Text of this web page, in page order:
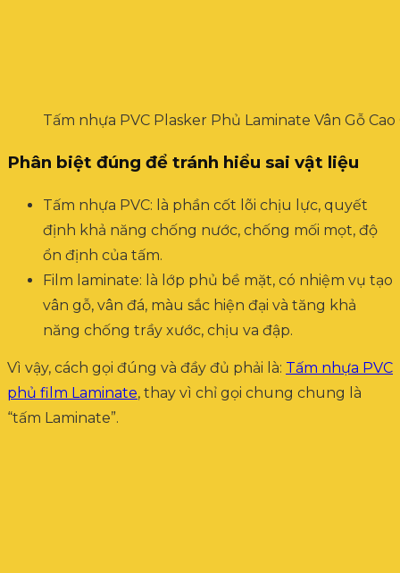
Tấm nhựa PVC Plasker Phủ Laminate Vân Gỗ Cao
Phân biệt đúng để tránh hiểu sai vật liệu
Tấm nhựa PVC: là phần cốt lõi chịu lực, quyết
định khả năng chống nước, chống mối mọt, độ
ổn định của tấm.
Film laminate: là lớp phủ bề mặt, có nhiệm vụ tạo
vân gỗ, vân đá, màu sắc hiện đại và tăng khả
năng chống trầy xước, chịu va đập.
Vì vậy, cách gọi đúng và đầy đủ phải là: Tấm nhựa PVC
phủ film Laminate, thay vì chỉ gọi chung chung là
“tấm Laminate”.